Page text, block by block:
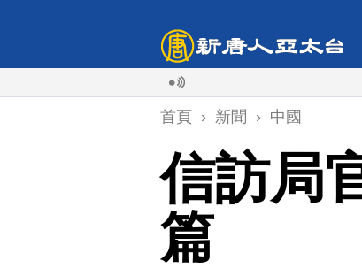
首頁 › 新聞 › 中國
信訪局
篇